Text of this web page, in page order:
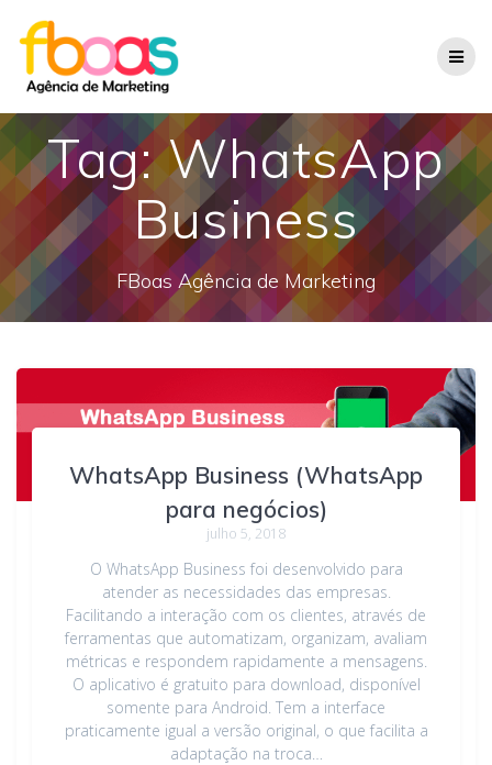
Tag:WhatsApp
Business
FBoas Agência de Marketing
WhatsApp Business (WhatsApp
para negócios)
julho 5, 2018
O WhatsApp Business foi desenvolvido para
atender as necessidades das empresas.
Facilitando a interação com os clientes, através de
ferramentas que automatizam, organizam, avaliam
métricas e respondem rapidamente a mensagens.
O aplicativo é gratuito para download, disponível
somente para Android. Tem a interface
praticamente igual a versão original, o que facilita a
adaptação na troca…